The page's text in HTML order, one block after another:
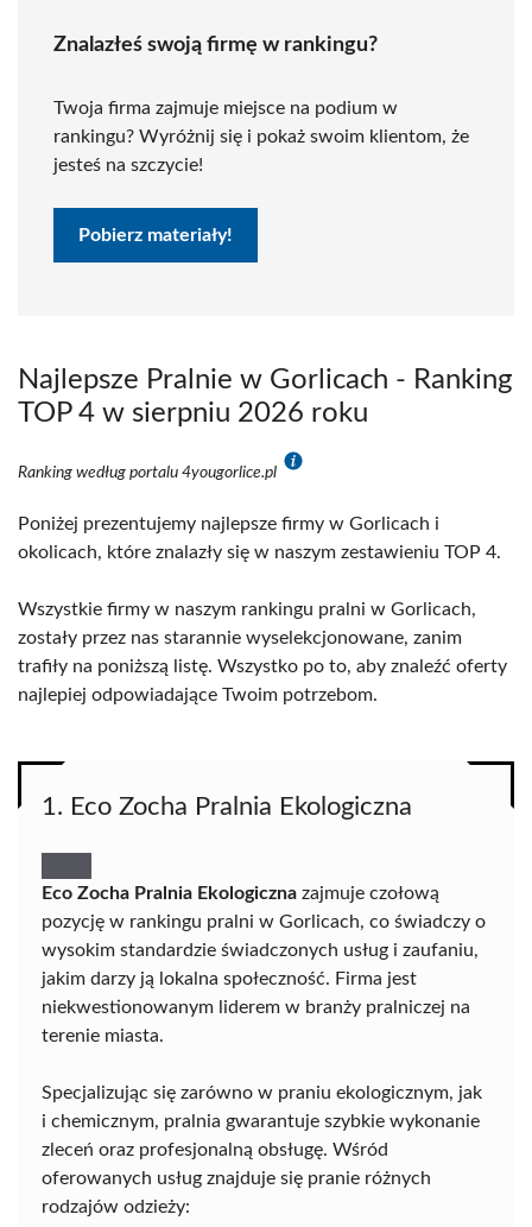
Znalazłeś swoją firmę w rankingu?
Twoja firma zajmuje miejsce na podium w
rankingu? Wyróżnij się i pokaż swoim klientom, że
jesteś na szczycie!
Pobierz materiały!
Najlepsze Pralnie w Gorlicach - Ranking
TOP 4 w sierpniu 2026 roku
Ranking według portalu 4yougorlice.pl
Poniżej prezentujemy najlepsze firmy w Gorlicach i
okolicach, które znalazły się w naszym zestawieniu TOP 4.
Wszystkie firmy w naszym rankingu pralni w Gorlicach,
zostały przez nas starannie wyselekcjonowane, zanim
trafiły na poniższą listę. Wszystko po to, aby znaleźć oferty
najlepiej odpowiadające Twoim potrzebom.
1. Eco Zocha Pralnia Ekologiczna
Eco Zocha Pralnia Ekologiczna zajmuje czołową
pozycję w rankingu pralni w Gorlicach, co świadczy o
wysokim standardzie świadczonych usług i zaufaniu,
jakim darzy ją lokalna społeczność. Firma jest
niekwestionowanym liderem w branży pralniczej na
terenie miasta.
Specjalizując się zarówno w praniu ekologicznym, jak
i chemicznym, pralnia gwarantuje szybkie wykonanie
zleceń oraz profesjonalną obsługę. Wśród
oferowanych usług znajduje się pranie różnych
rodzajów odzieży: